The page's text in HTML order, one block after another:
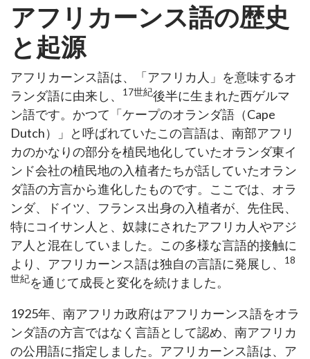
アフリカーンス語の歴史
と起源
アフリカーンス語は、「アフリカ人」を意味するオ
ランダ語に由来し、
17世紀後半に生まれた西ゲルマ
ン語です。かつて「ケープのオランダ語（Cape
Dutch）」と呼ばれていたこの言語は、南部アフリ
カのかなりの部分を植民地化していたオランダ東イ
ンド会社の植民地の入植者たちが話していたオラン
ダ語の方言から進化したものです。ここでは、オラ
ンダ、ドイツ、フランス出身の入植者が、先住民、
特にコイサン人と、奴隷にされたアフリカ人やアジ
ア人と混在していました。この多様な言語的接触に
より、アフリカーンス語は独自の言語に発展し、
18
世紀を通じて成長と変化を続けました。
1925年、南アフリカ政府はアフリカーンス語をオラ
ンダ語の方言ではなく言語として認め、南アフリカ
の公用語に指定しました。アフリカーンス語は、ア